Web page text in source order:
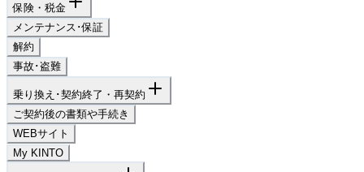
保険・税金
メンテナンス･保証
解約
事故･盗難
乗り換え･契約終了・再契約
ご契約後の書類や手続き
WEBサイト
My KINTO